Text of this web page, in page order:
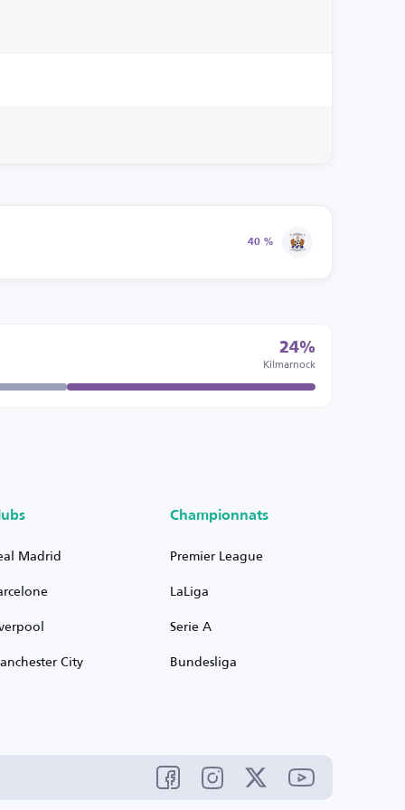
40 %
24%
Kilmarnock
Madrid
City
Championnats
Premier League
LaLiga
Serie A
Bundesliga